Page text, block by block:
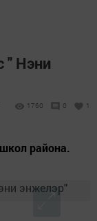
" Нэни
1760 0 1
района.